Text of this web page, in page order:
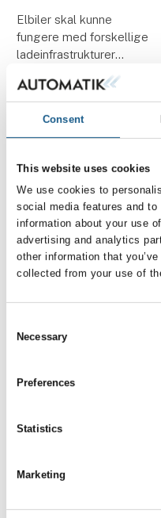
Consent
This website uses cookies
We use cookies to
social media features and
information about your use
advertising and analytics
other information that
collected from your use of
Selection
Necessary
Preferences
Statistics
Marketing
Elbiler skal kunne
fungere med forskellige
ladeinfrastrukturer
udviklingen af køretøjer
bruger Audi en innovativ
net-simulering, der er
realiseret med
automationssys
26. august 2025
| Tormatic AS
NYHET - Druck
UPS4E
Avansert, enkel og
UPS4E kombinerer den
med et brukervennlig
pålitelig og
display og sma